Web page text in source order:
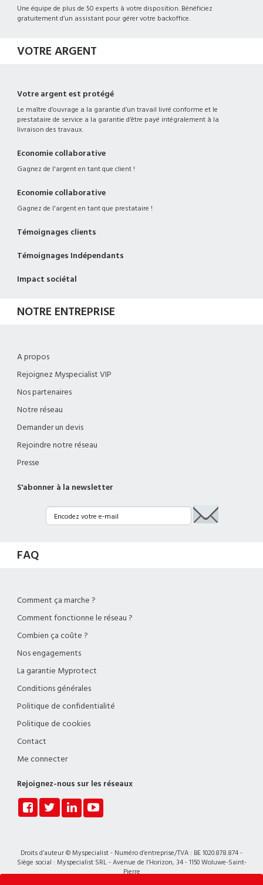
Une équipe de plus de 50 experts à votre disposition. Bénéficiez
gratuitement d’un assistant pour gérer votre backoffice.
VOTRE ARGENT
Votre argent est protégé
Le maître d’ouvrage a la garantie d’un travail livré conforme et le
prestataire de service a la garantie d’être payé intégralement à la
livraison des travaux.
Economie collaborative
Gagnez de l'argent en tant que client !
Economie collaborative
Gagnez de l'argent en tant que prestataire !
Témoignages clients
Témoignages Indépendants
Impact sociétal
NOTRE ENTREPRISE
A propos
Rejoignez Myspecialist VIP
Nos partenaires
Notre réseau
Demander un devis
Rejoindre notre réseau
Presse
S'abonner à la newsletter
FAQ
Comment ça marche ?
Comment fonctionne le réseau ?
Combien ça coûte ?
Nos engagements
La garantie Myprotect
Conditions générales
Politique de confidentialité
Politique de cookies
Contact
Me connecter
Rejoignez-nous sur les réseaux
Droits d’auteur © Myspecialist - Numéro d’entreprise/TVA : BE 1020.878.874 -
Siège social : Myspecialist SRL - Avenue de l’Horizon, 34 - 1150 Woluwe-Saint-
Pierre